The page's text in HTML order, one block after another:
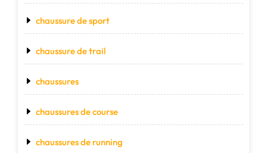
chaussure de sport
chaussure de trail
chaussures
chaussures de course
chaussures de running